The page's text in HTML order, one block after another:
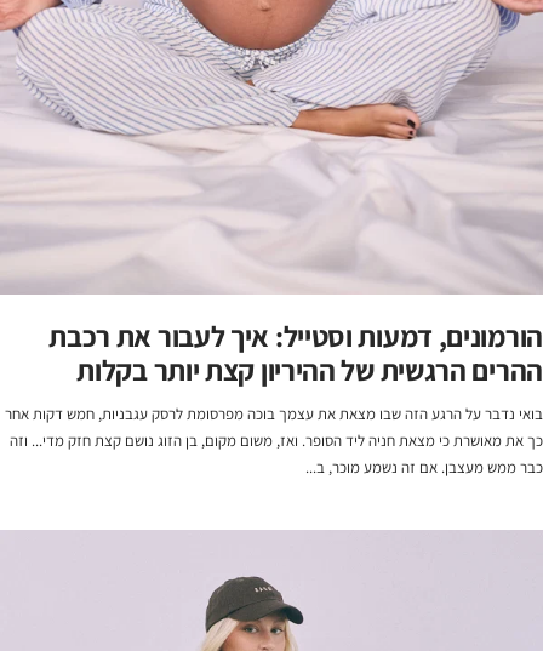
הורמונים, דמעות וסטייל: איך לעבור את רכבת
ההרים הרגשית של ההיריון קצת יותר בקלות
בואי נדבר על הרגע הזה שבו מצאת את עצמך בוכה מפרסומת לרסק עגבניות, חמש דקות אחר
כך את מאושרת כי מצאת חניה ליד הסופר. ואז, משום מקום, בן הזוג נושם קצת חזק מדי... וזה
כבר ממש מעצבן. אם זה נשמע מוכר, ב...